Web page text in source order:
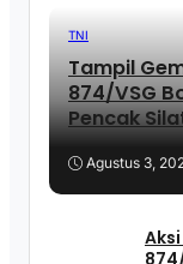
TNI
Tampil
874/VSG
Pencak
Agustus 3,